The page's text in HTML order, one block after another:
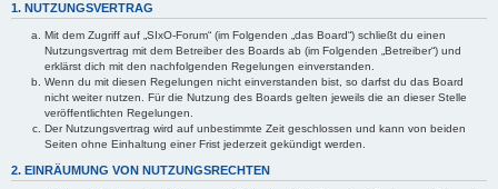
1. NUTZUNGSVERTRAG
Mit dem Zugriff auf „SIxO-Forum“ (im Folgenden „das Board“) schließt du einen
Nutzungsvertrag mit dem Betreiber des Boards ab (im Folgenden „Betreiber“) und
erklärst dich mit den nachfolgenden Regelungen einverstanden.
Wenn du mit diesen Regelungen nicht einverstanden bist, so darfst du das Board
nicht weiter nutzen. Für die Nutzung des Boards gelten jeweils die an dieser Stelle
veröffentlichten Regelungen.
Der Nutzungsvertrag wird auf unbestimmte Zeit geschlossen und kann von beiden
Seiten ohne Einhaltung einer Frist jederzeit gekündigt werden.
2. EINRÄUMUNG VON NUTZUNGSRECHTEN